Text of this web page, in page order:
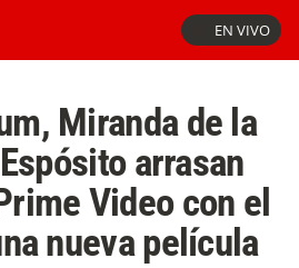
EN VIVO
Miranda de la
arrasan
Video con el
nueva película